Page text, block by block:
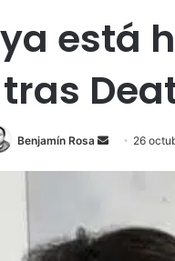
está
tras
Benjamín Rosa
Send 26